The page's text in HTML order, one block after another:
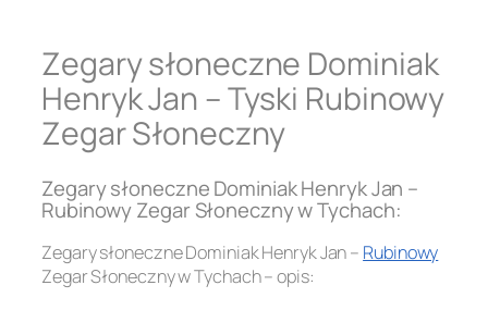
Zegary słoneczne Dominiak
Henryk Jan – Tyski Rubinowy
Zegar Słoneczny
Zegary słoneczne Dominiak Henryk Jan –
Rubinowy Zegar Słoneczny w Tychach:
Zegary słoneczne Dominiak Henryk Jan – Rubinowy
Zegar Słoneczny w Tychach – opis: